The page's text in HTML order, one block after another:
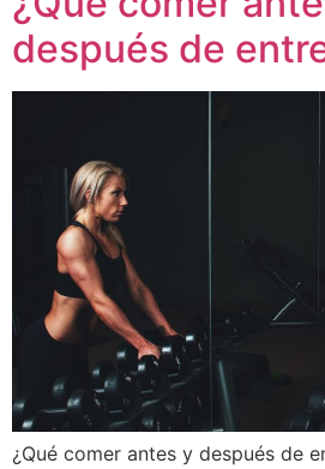
después de
¿Qué comer antes y después de